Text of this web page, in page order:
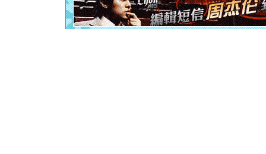
离。水晶
[元旦]当
泣，这痛